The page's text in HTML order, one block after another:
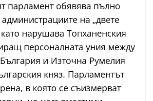
парламент обявява пълно
на „двете
нарушава Топханенския
персоналната уния между
и Източна Румелия
княз. Парламентът
в която се съизмерват